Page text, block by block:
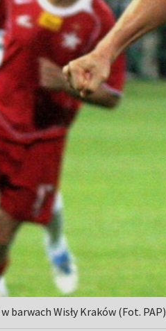
barwach Wisły Kraków (Fot. PAP)